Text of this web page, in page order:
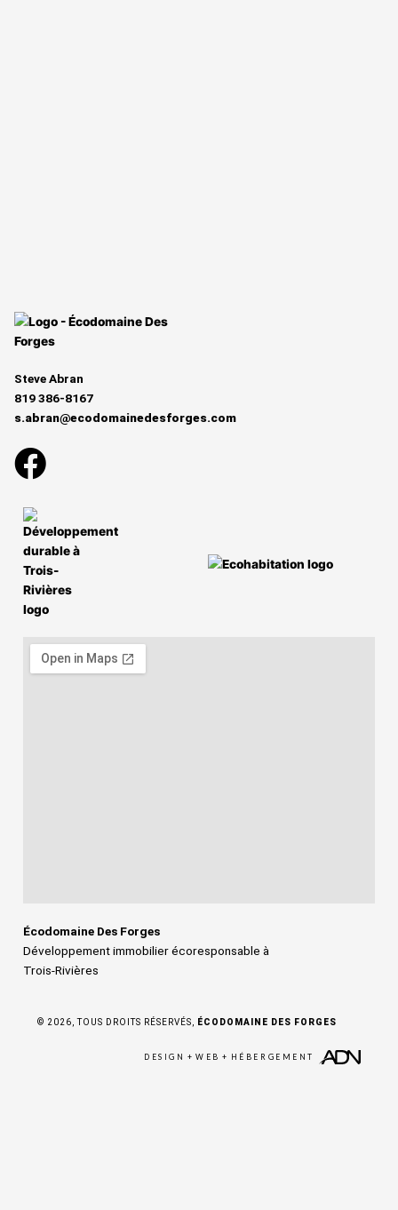
Steve Abran
819 386‑8167
s.abran@ecodomainedesforges.com
Écodomaine Des Forges
Développement immobilier écoresponsable à
Trois‑Rivières
© 2026, TOUS DROITS RÉSERVÉS, ÉCODOMAINE DES FORGES
DESIGN + WEB + HÉBERGEMENT